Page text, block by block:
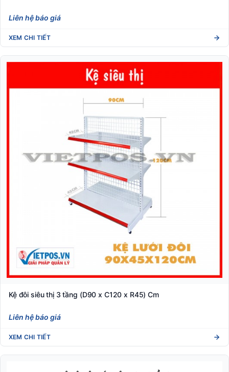
Liên hệ báo giá
XEM CHI TIẾT
Kệ đôi siêu thị 3 tầng (D90 x C120 x R45) Cm
Liên hệ báo giá
XEM CHI TIẾT